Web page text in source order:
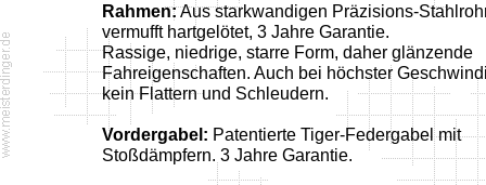
Rahmen:Aus starkwandigen Präzisions-
vermufft hartgelötet, 3 Jahre Garantie.
Rassige, niedrige, starre Form, daher glänzende
Fahreigenschaften. Auch bei höchster
kein Flattern und Schleudern.
Vordergabel: Patentierte Tiger-Federgabel mit
Stoßdämpfern. 3 Jahre Garantie.